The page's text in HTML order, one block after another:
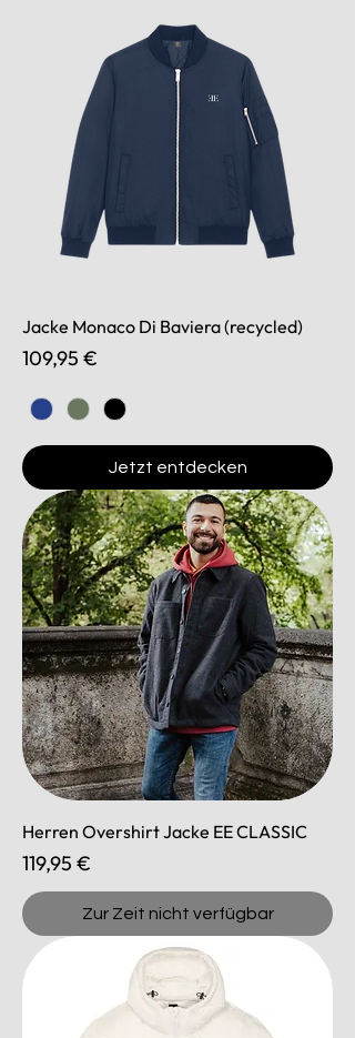
Jacke Monaco Di Baviera (recycled)
Preis
109,95 €
Jetzt entdecken
Herren Overshirt Jacke EE CLASSIC
Preis
119,95 €
Zur Zeit nicht verfügbar